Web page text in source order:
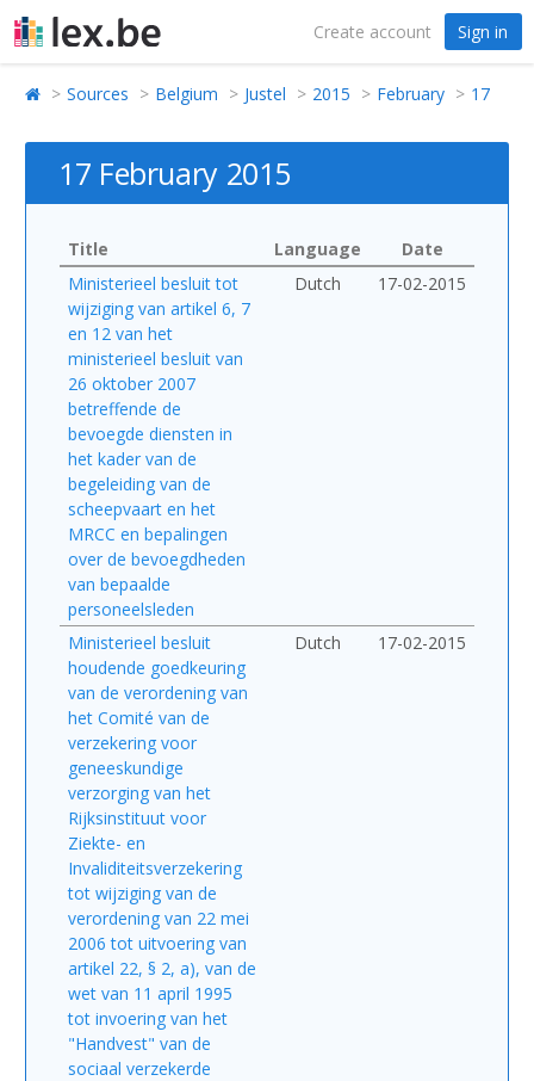
Create account Sign in
Sources Belgium Justel 2015 February 17
17 February 2015
Title Language
Date
Ministerieel besluit tot
wijziging van artikel 6, 7
en 12 van het
ministerieel besluit van
26 oktober 2007
betreffende de
bevoegde diensten in
het kader van de
begeleiding van de
scheepvaart en het
MRCC en bepalingen
over de bevoegdheden
van bepaalde
personeelsleden
Dutch 17-02-2015
Ministerieel besluit
houdende goedkeuring
van de verordening van
het Comité van de
verzekering voor
geneeskundige
verzorging van het
Rijksinstituut voor
Ziekte- en
Invaliditeitsverzekering
tot wijziging van de
verordening van 22 mei
2006 tot uitvoering van
artikel 22, § 2, a), van de
wet van 11 april 1995
tot invoering van het
"Handvest" van de
sociaal verzekerde
Dutch 17-02-2015